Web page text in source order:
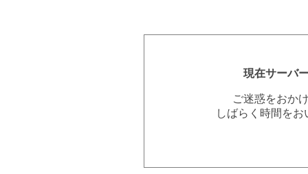
現在サーバ
ご迷惑をおか
しばらく時間を